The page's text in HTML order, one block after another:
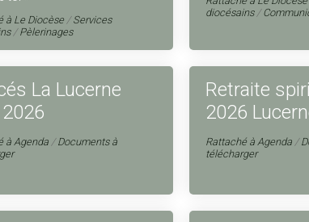
à Le Diocèse /Services
/Pèlerinages
diocésains /
La Lucerne
à Agenda /Documents à
Retraite
2026
Rattaché à Agenda /
télécharger